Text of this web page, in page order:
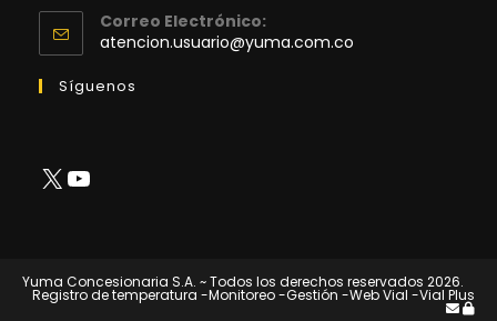
Correo Electrónico:
atencion.usuario@yuma.com.co
Síguenos
X YouTube
Yuma Concesionaria S.A. ~ Todos los derechos reservados 2026.
Registro de temperatura -Monitoreo-Gestión -Web Vial -Vial Plus